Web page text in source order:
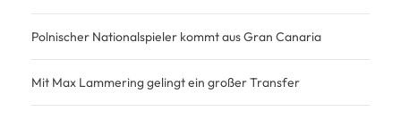
Polnischer Nationalspieler kommt aus Gran Canaria
Mit Max Lammering gelingt ein großer Transfer